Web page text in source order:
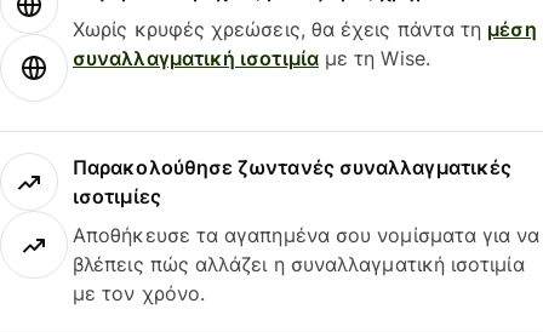
Χωρίς κρυφές χρεώσεις, θα έχεις πάντα τη μέση
συναλλαγματική ισοτιμίαμε τη Wise.
Παρακολούθησε ζωντανές συναλλαγματικές
ισοτιμίες
Αποθήκευσε τα αγαπημένα σου νομίσματα για να
βλέπεις πώς αλλάζει η συναλλαγματική ισοτιμία
με τον χρόνο.